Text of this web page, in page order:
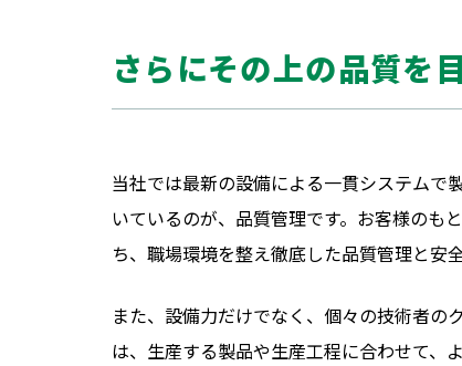
さらにその上の品質を
当社では最新の設備による一貫システムで
いているのが、品質管理です。お客様のも
ち、職場環境を整え徹底した品質管理と安
また、設備力だけでなく、個々の技術者の
は、生産する製品や生産工程に合わせて、